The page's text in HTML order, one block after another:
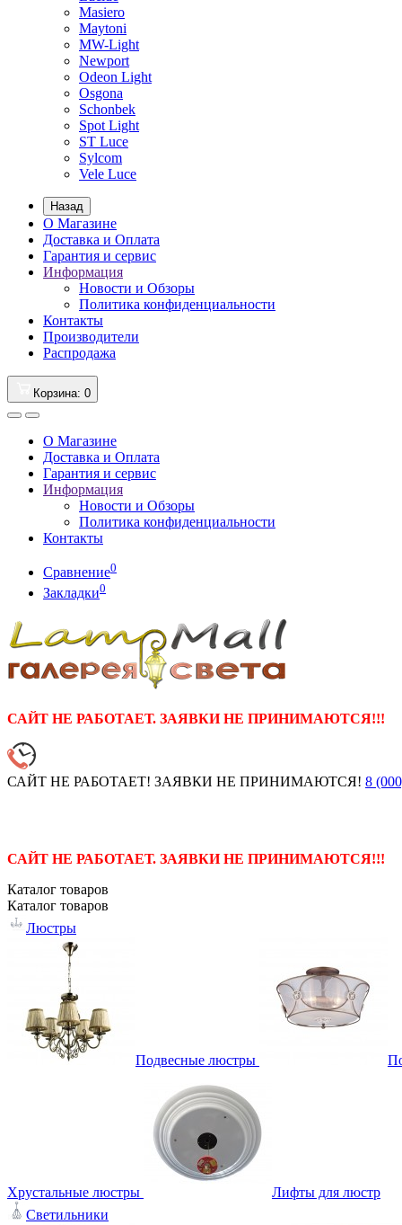
Masiero
Maytoni
MW-Light
Newport
Odeon Light
Osgona
Schonbek
Spot Light
ST Luce
Sylcom
Vele Luce
Назад
О Магазине
Доставка и Оплата
Гарантия и сервис
Информация
Новости и Обзоры
Политика конфиденциальности
Контакты
Производители
Распродажа
Корзина: 0
О Магазине
Доставка и Оплата
Гарантия и сервис
Информация
Новости и Обзоры
Политика конфиденциальности
Контакты
Сравнение0
Закладки0
САЙТ НЕ РАБОТАЕТ. ЗАЯВКИ НЕ ПРИНИМАЮТСЯ!!!
САЙТ НЕ РАБОТАЕТ! ЗАЯВКИ НЕ ПРИНИМАЮТСЯ! 8
САЙТ НЕ РАБОТАЕТ. ЗАЯВКИ НЕ ПРИНИМАЮТСЯ!!!
Каталог товаров
Каталог товаров
Люстры
Подвесные люстры
Хрустальные люстры
Лифты для люстр
Светильники